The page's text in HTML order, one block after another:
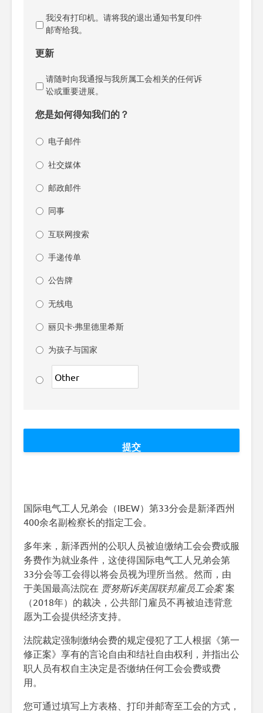
我没有打印机。请将我的退出通知书复印件
邮寄给我。
更新
请随时向我通报与我所属工会相关的任何诉
讼或重要进展。
您是如何得知我们的？
电子邮件
社交媒体
邮政邮件
同事
互联网搜索
手递传单
公告牌
无线电
丽贝卡·弗里德里希斯
为孩子与国家
国际电气工人兄弟会（IBEW）第33分会是新泽西州
400余名副检察长的指定工会。
多年来，新泽西州的公职人员被迫缴纳工会会费或服
务费作为就业条件，这使得国际电气工人兄弟会第
33分会等工会得以将会员视为理所当然。然而，由
于美国最高法院在 贾努斯诉美国联邦雇员工会案案
（2018年）的裁决，公共部门雇员不再被迫违背意
愿为工会提供经济支持。
法院裁定强制缴纳会费的规定侵犯了工人根据《第一
修正案》享有的言论自由和结社自由权利，并指出公
职人员有权自主决定是否缴纳任何工会会费或费
用。
您可通过填写上方表格、打印并邮寄至工会的方式，